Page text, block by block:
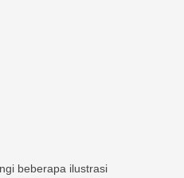
beberapa ilustrasi